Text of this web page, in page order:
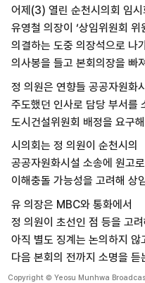
어제(3) 열린 순천시의회 임시
유영철 의장이 ‘상임위원회 위
의결하는 도중 의장석으로 나
의사봉을 들고 본회의장을 빠
정 의원은 연향들 공공자원화
주도했던 인사로 담당 부서를
도시건설위원회 배정을 요구
시의회는 정 의원이 순천시의
공공자원화시설 소송에 원고
이해충돌 가능성을 고려해 상
유 의장은 MBC와 통화에서
정 의원이 초선인 점 등을 고려
아직 별도 징계는 논의하지 않
다음 본회의 전까지 소명을
Copyright © Yeosu Munhwa